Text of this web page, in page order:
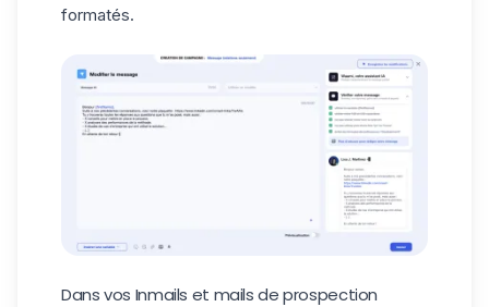
formatés.
Dans vos Inmails et mails de prospection